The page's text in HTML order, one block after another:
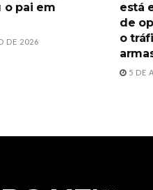
o pai em
DE 2026
está
de
o
5 DE